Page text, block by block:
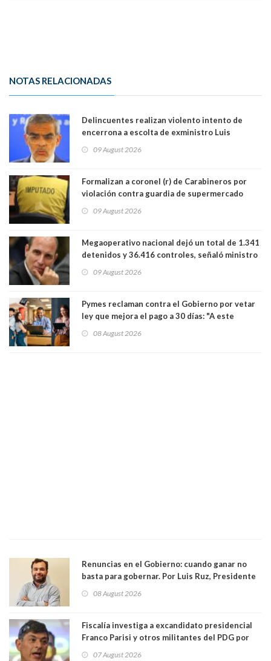
NOTAS RELACIONADAS
Delincuentes realizan violento intento de
encerrona a escolta de exministro Luis
Lo Espejo
09 August 2026
Formalizan a coronel (r) de Carabineros por
violación contra guardia de supermercado
09 August 2026
Megaoperativo nacional dejó un total de 1.341
detenidos y 36.416 controles, señaló ministro
09 August 2026
Pymes reclaman contra el Gobierno por vetar
ley que mejora el pago a 30 días: "A este
medianas empresas"
08 August 2026
Renuncias en el Gobierno: cuando ganar no
basta para gobernar. Por Luis Ruz, Presidente
08 August 2026
Fiscalía investiga a excandidato presidencial
Franco Parisi y otros militantes del PDG por
07 August 2026